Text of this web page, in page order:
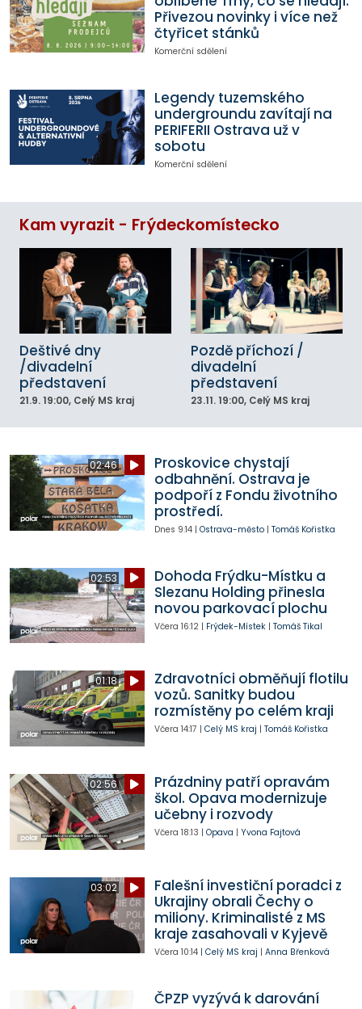
Přivezou novinky i více než
čtyřicet stánků
Komerční sdělení
Legendy tuzemského
undergroundu zavítají na
PERIFERII Ostrava už v
sobotu
Komerční sdělení
Kam vyrazit - Frýdeckomístecko
Deštivé dny
/divadelní
představení
21.9. 19:00, Celý MS kraj
Pozdě příchozí /
divadelní
představení
23.11. 19:00, Celý MS kraj
02:46
Proskovice chystají
odbahnění. Ostrava je
podpoří z Fondu životního
prostředí.
Dnes 9:14| Ostrava-město| Tomáš Kořistka
02:53
Dohoda Frýdku-Místku a
Slezanu Holding přinesla
novou parkovací plochu
Včera 16:12| Frýdek-Místek| Tomáš Tikal
01:18
Zdravotníci obměňují flotilu
vozů. Sanitky budou
rozmístěny po celém kraji
Včera 14:17 | Celý MS kraj | Tomáš Kořistka
02:56
Prázdniny patří opravám
škol. Opava modernizuje
učebny i rozvody
Včera 18:13 | Opava | Yvona Fajtová
03:02
Falešní investiční poradci z
Ukrajiny obrali Čechy o
miliony. Kriminalisté z MS
kraje zasahovali v Kyjevě
Včera 10:14| Celý MS kraj | Anna Břenková
ČPZP vyzývá k darování